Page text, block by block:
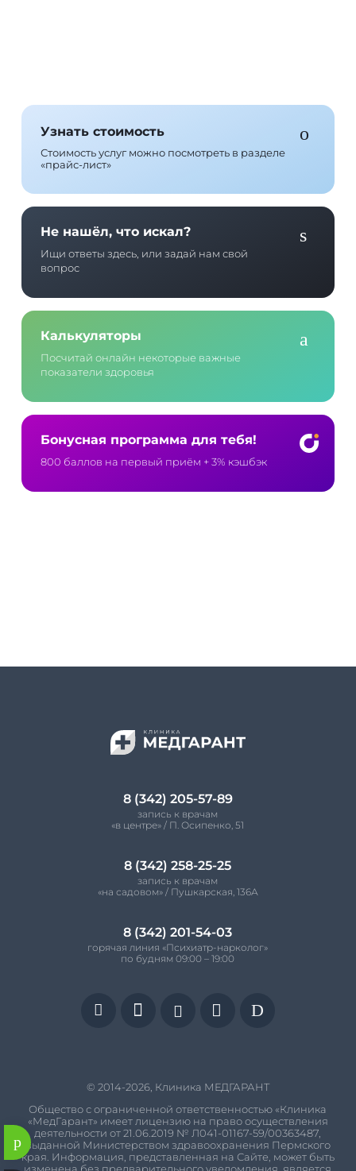
Узнать стоимость
Стоимость услуг можно посмотреть в разделе
«прайс-лист»
Не нашёл, что искал?
Ищи ответы здесь, или задай нам свой
вопрос
Калькуляторы
Посчитай онлайн некоторые важные
показатели здоровья
Бонусная программа для тебя!
800 баллов на первый приём + 3% кэшбэк
8 (342) 205-57-89
запись к врачам
«в центре» / П. Осипенко, 51
8 (342) 258-25-25
запись к врачам
«на садовом» / Пушкарская, 136А
8 (342) 201-54-03
горячая линия «Психиатр-нарколог»
по будням 09:00 – 19:00
    D
© 2014-2026, Клиника МЕДГАРАНТ
Общество с ограниченной ответственностью «Клиника
«МедГарант» имеет лицензию на право осуществления
деятельности от21.06.2019 №Л041-01167-59/00363487,
выданной Министерством здравоохранения Пермского
края. Информация, представленная на Сайте, может быть